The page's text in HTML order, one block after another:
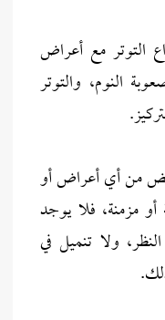
التوتر مع أعراض
النوم، والتوتر
من أي أعراض أو
مزمنة، فلا يوجد
ولا تنميل في